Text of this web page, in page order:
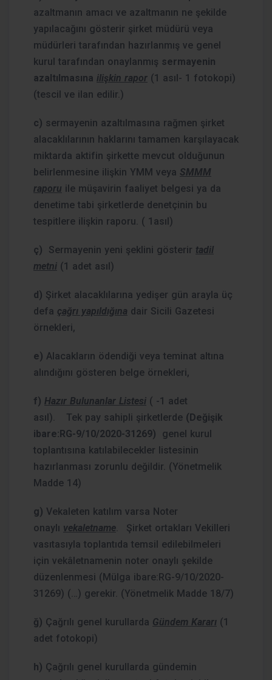
azaltmanın amacı ve azaltmanın ne şekilde
yapılacağını gösterir şirket müdürü veya
müdürleri tarafından hazırlanmış ve genel
kurul tarafından onaylanmış sermayenin
azaltılmasına ilişkin rapor (1 asıl- 1 fotokopi)
(tescil ve ilan edilir.)
c) sermayenin azaltılmasına rağmen şirket
alacaklılarının haklarını tamamen karşılayacak
miktarda aktifin şirkette mevcut olduğunun
belirlenmesine ilişkin YMM veya SMMM
raporu ile müşavirin faaliyet belgesi ya da
denetime tabi şirketlerde denetçinin bu
tespitlere ilişkin raporu. ( 1asıl)
ç) Sermayenin yeni şeklini gösterir tadil
metni (1 adet asıl)
d) Şirket alacaklılarına yedişer gün arayla üç
defa çağrı yapıldığına dair Sicili Gazetesi
örnekleri,
e) Alacakların ödendiği veya teminat altına
alındığını gösteren belge örnekleri,
f) Hazır Bulunanlar Listesi ( -1 adet
asıl).
Tek pay sahipli şirketlerde (Değişik
ibare:RG-9/10/2020-31269)
genel kurul
toplantısına katılabilecekler listesinin
hazırlanması zorunlu değildir. (Yönetmelik
Madde 14)
g) Vekaleten katılım varsa Noter
onaylı vekaletname.
Şirket ortakları Vekilleri
vasıtasıyla toplantıda temsil edilebilmeleri
için vekâletnamenin noter onaylı şekilde
düzenlenmesi (Mülga ibare:RG-9/10/2020-
31269) (…) gerekir. (Yönetmelik Madde 18/7)
ğ) Çağrılı genel kurullarda Gündem Kararı (1
adet fotokopi)
h) Çağrılı genel kurullarda gündemin